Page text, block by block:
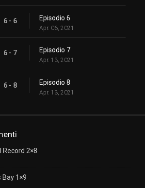
6 - 6 Episodio 6
Apr. 06, 2021
6 - 7 Episodio 7
Apr. 13, 2021
6 - 8 Episodio 8
Apr. 13, 2021
Record 2×8
Bay 1×9